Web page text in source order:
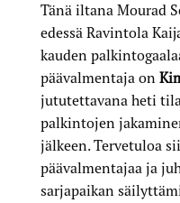
Tänä iltana Mourad
edessä Ravintola
kauden
päävalmentaja on
jututettavana heti
palkintojen
jälkeen. Tervetuloa
päävalmentajaa ja
sarjapaikan